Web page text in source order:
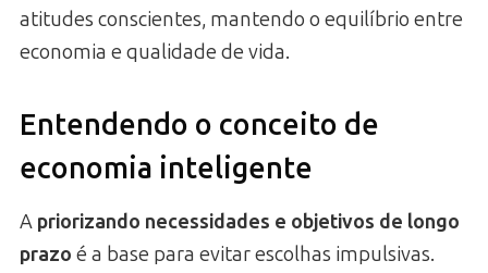
atitudes conscientes, mantendo o equilíbrio entre
economia e qualidade de vida.
Entendendo o conceito de
economia inteligente
A priorizando necessidades e objetivos de longo
prazo é a base para evitar escolhas impulsivas.